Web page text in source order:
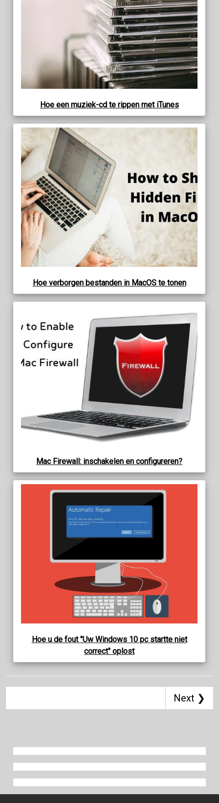
Hoe een muziek-cd te rippen met iTunes
Hoe verborgen bestanden in MacOS te tonen
Mac Firewall: inschakelen en configureren?
Hoe u de fout "Uw Windows 10 pc startte niet
correct" oplost
Next ❯